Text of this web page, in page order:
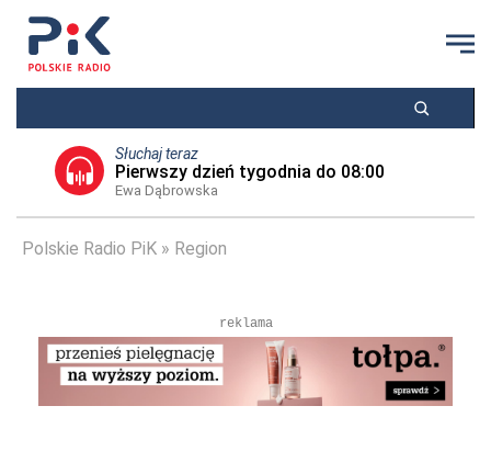
Słuchaj teraz
Pierwszy dzień tygodnia do 08:00
Ewa Dąbrowska
Polskie Radio PiK Region
reklama